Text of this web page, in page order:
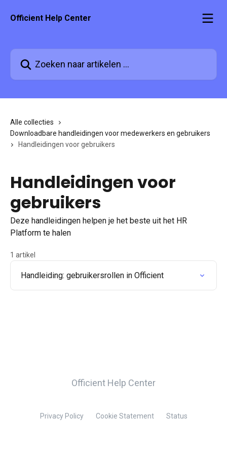
Officient Help Center
Zoeken naar artikelen ...
Alle collecties
Downloadbare handleidingen voor medewerkers en gebruikers
Handleidingen voor gebruikers
Handleidingen voor
gebruikers
Deze handleidingen helpen je het beste uit het HR
Platform te halen
1 artikel
Handleiding: gebruikersrollen in Officient
Officient Help Center
Privacy Policy Cookie Statement Status